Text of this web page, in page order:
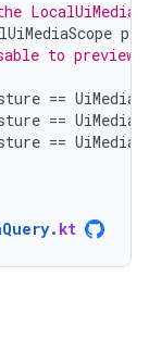
to preview.
==
==
==
. kt